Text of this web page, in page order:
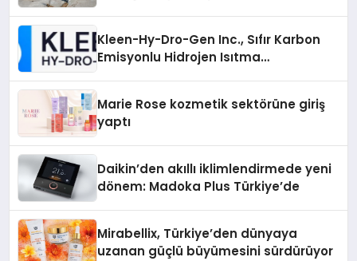
Kleen-Hy-Dro-Gen Inc., Sıfır Karbon
Emisyonlu Hidrojen Isıtma
Marie Rose kozmetik sektörüne giriş
yaptı
Daikin’den akıllı iklimlendirmede yeni
dönem: Madoka Plus Türkiye’de
Mirabellix, Türkiye’den dünyaya
uzanan güçlü büyümesini sürdürüyor